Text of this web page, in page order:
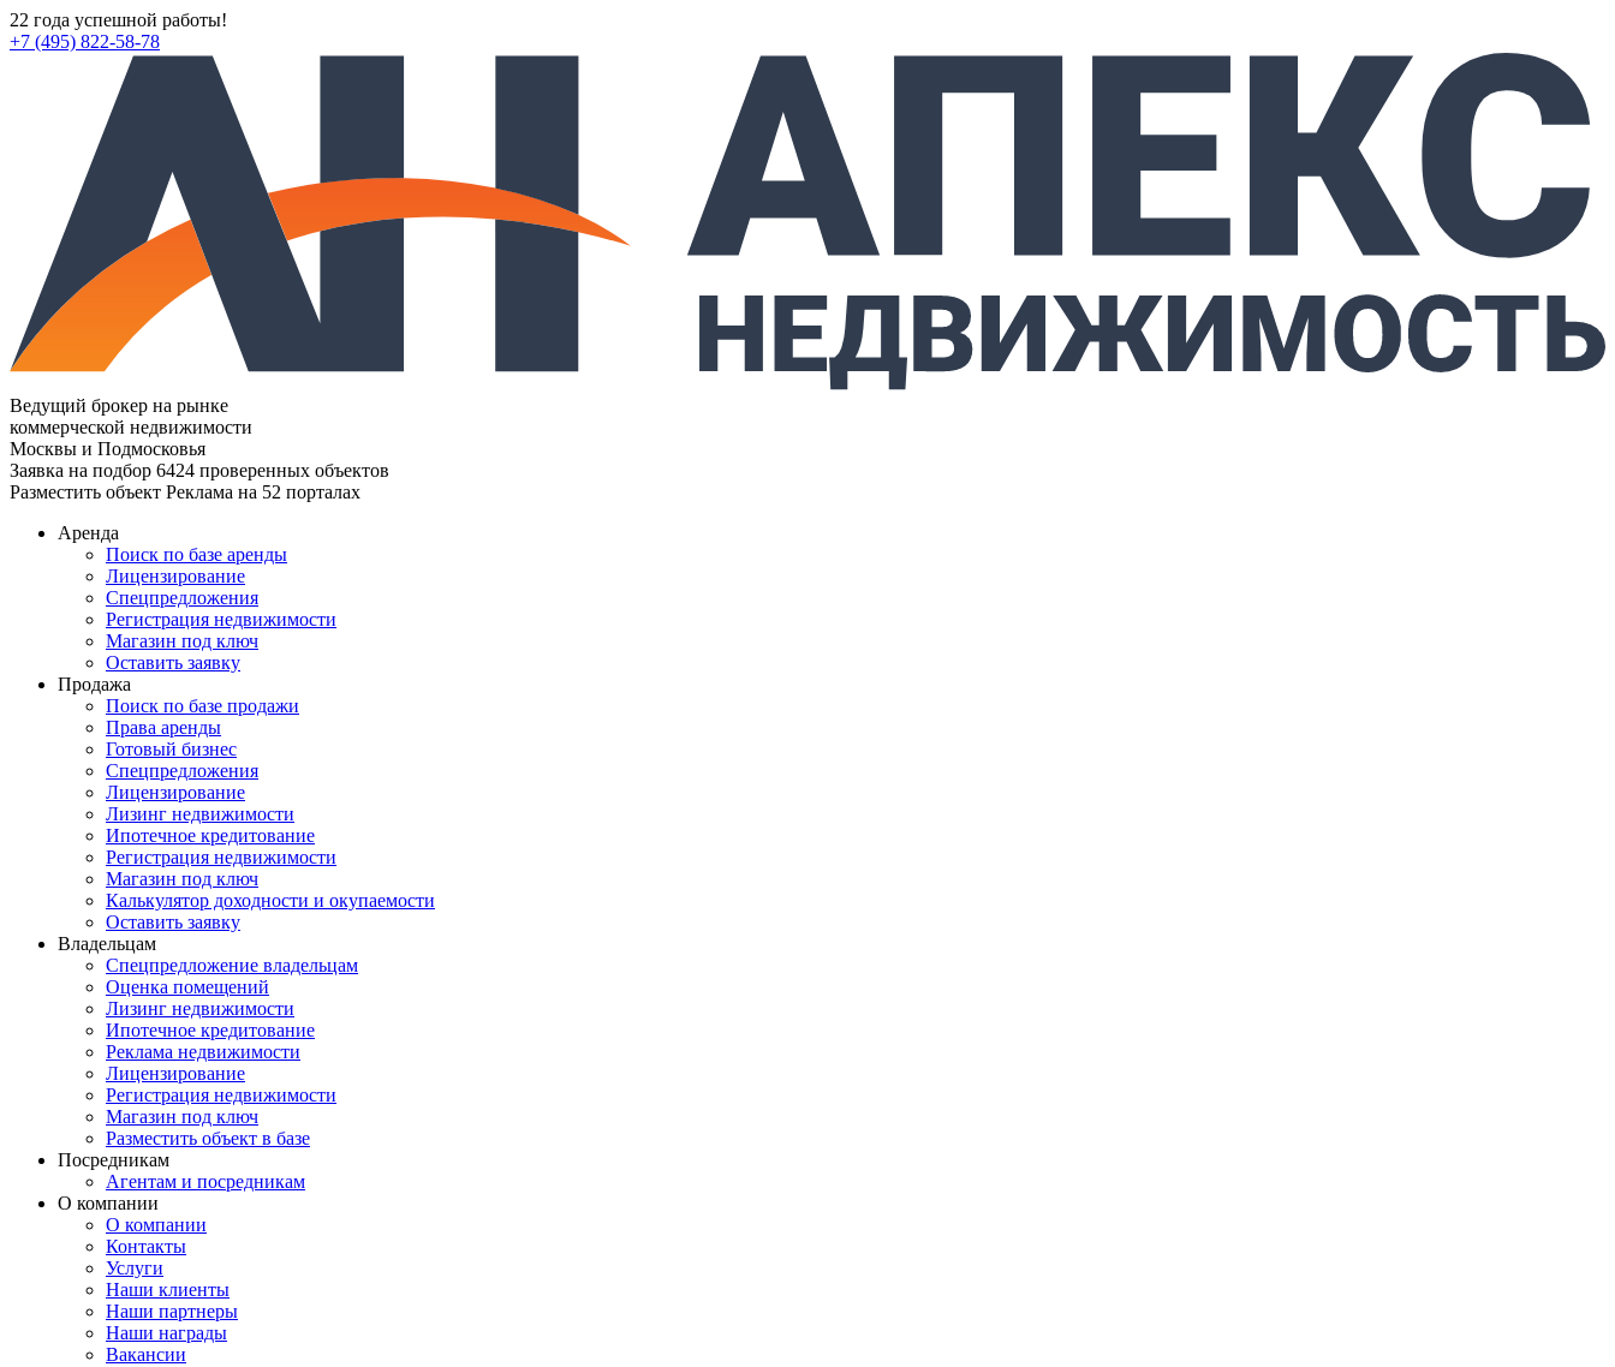
22 года успешной работы!
+7 (495) 822-58-78
Ведущий брокер на рынке
коммерческой недвижимости
Москвы и Подмосковья
Заявка на подбор 6424 проверенных объектов
Разместить объект Реклама на 52 порталах
Аренда
Поиск по базе аренды
Лицензирование
Спецпредложения
Регистрация недвижимости
Магазин под ключ
Оставить заявку
Продажа
Поиск по базе продажи
Права аренды
Готовый бизнес
Спецпредложения
Лицензирование
Лизинг недвижимости
Ипотечное кредитование
Регистрация недвижимости
Магазин под ключ
Калькулятор доходности и окупаемости
Оставить заявку
Владельцам
Спецпредложение владельцам
Оценка помещений
Лизинг недвижимости
Ипотечное кредитование
Реклама недвижимости
Лицензирование
Регистрация недвижимости
Магазин под ключ
Разместить объект в базе
Посредникам
Агентам и посредникам
О компании
О компании
Контакты
Услуги
Наши клиенты
Наши партнеры
Наши награды
Вакансии